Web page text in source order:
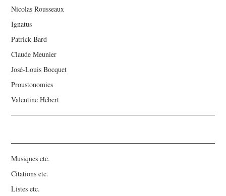
Nicolas Rousseaux
Ignatus
Patrick Bard
Claude Meunier
José-Louis Bocquet
Proustonomics
Valentine Hébert
Musiques etc.
Citations etc.
Listes etc.